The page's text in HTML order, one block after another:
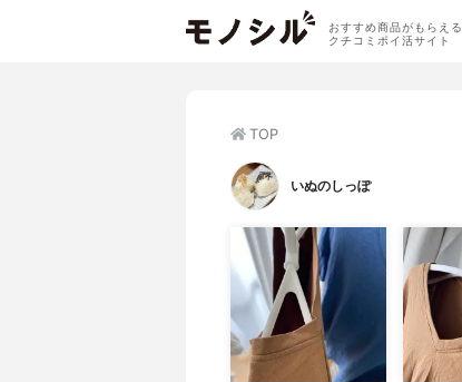
おすすめ商品がもらえる
クチコミポイ活サイト
TOP
いぬのしっぽ